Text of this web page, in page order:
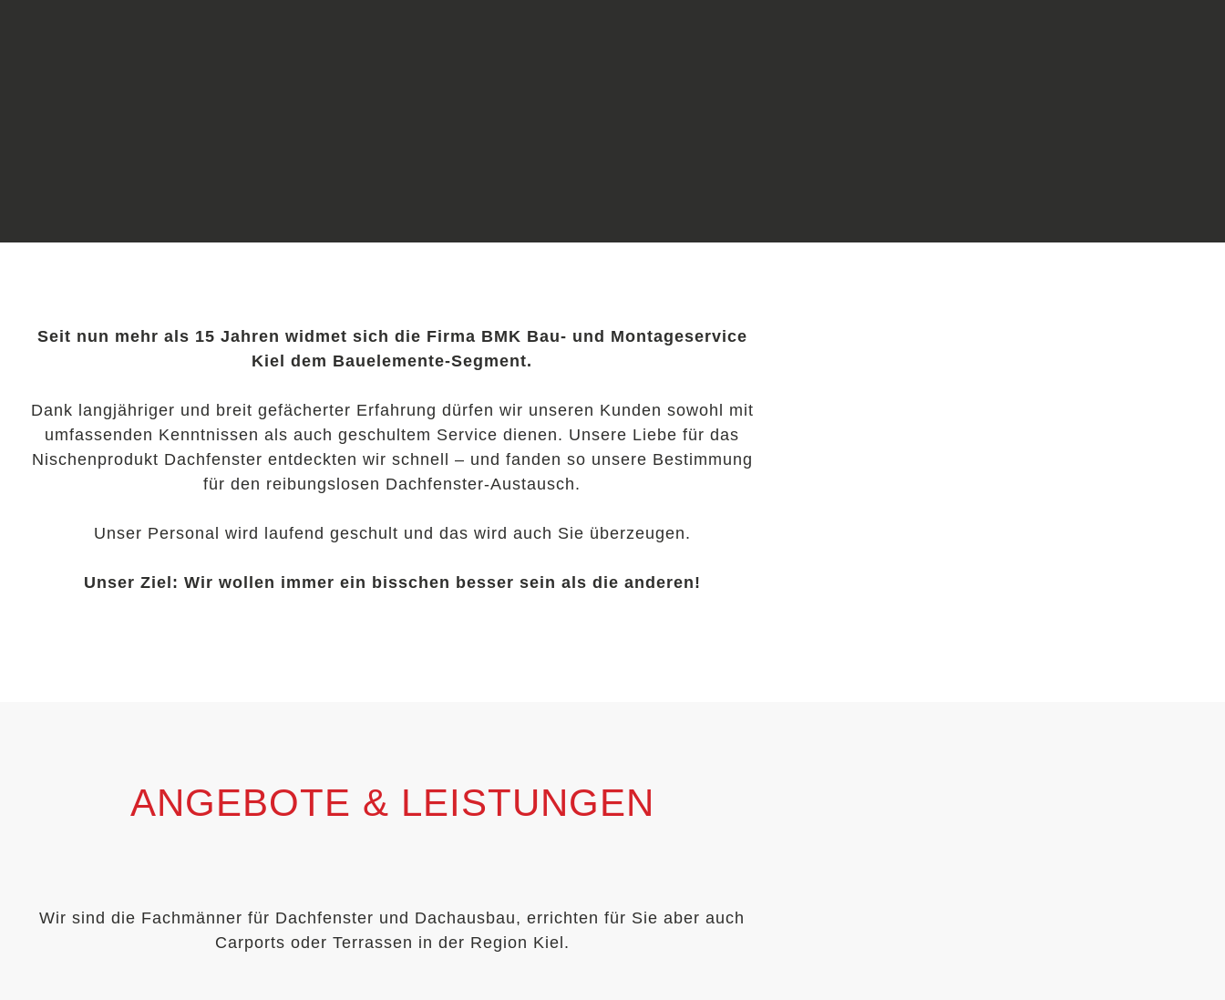
Seit nun mehr als 15 Jahren widmet sich die Firma BMK Bau- und Montageservice
Kiel dem Bauelemente-Segment.
Dank langjähriger und breit gefächerter Erfahrung dürfen wir unseren Kunden sowohl mit
umfassenden Kenntnissen als auch geschultem Service dienen. Unsere Liebe für das
Nischenprodukt Dachfenster entdeckten wir schnell – und fanden so unsere Bestimmung
für den reibungslosen Dachfenster-Austausch.
Unser Personal wird laufend geschult und das wird auch Sie überzeugen.
Unser Ziel: Wir wollen immer ein bisschen besser sein als die anderen!
ANGEBOTE & LEISTUNGEN
Wir sind die Fachmänner für Dachfenster und Dachausbau, errichten für Sie aber auch
Carports oder Terrassen in der Region Kiel.